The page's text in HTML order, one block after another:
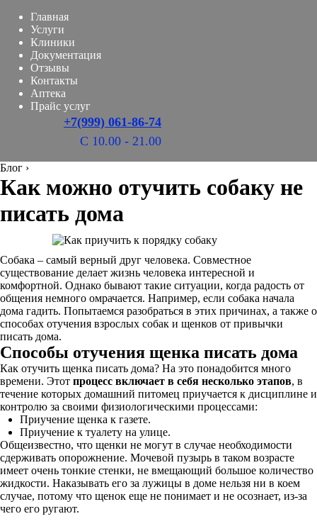
Главная
Услуги
Клиники
Документация
Отзывы
Контакты
Аптека
Прайс услуг
+7(999) 061-86-74
С 10.00 - 21.00
Блог ›
Как можно отучить собаку не
писать дома
Собака – самый верный друг человека. Совместное
существование делает жизнь человека интересной и
комфортной. Однако бывают такие ситуации, когда радость от
общения немного омрачается. Например, если собака начала
дома гадить. Попытаемся разобраться в этих причинах, а также о
способах отучения взрослых собак и щенков от привычки
писать дома.
Способы отучения щенка писать дома
Как отучить щенка писать дома? На это понадобится много
времени. Этот процесс включает в себя несколько этапов, в
течение которых домашний питомец приучается к дисциплине и
контролю за своими физиологическими процессами:
Приучение щенка к газете.
Приучение к туалету на улице.
Общеизвестно, что щенки не могут в случае необходимости
сдерживать опорожнение. Мочевой пузырь в таком возрасте
имеет очень тонкие стенки, не вмещающий большое количество
жидкости. Наказывать его за лужицы в доме нельзя ни в коем
случае, потому что щенок еще не понимает и не осознает, из-за
чего его ругают.